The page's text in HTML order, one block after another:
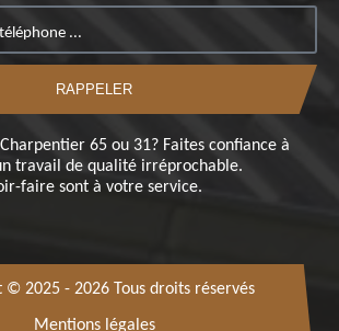
Charpentier 65 ou 31? Faites confiance à
travail de qualité irréprochable.
faire sont à votre service.
© 2025 - 2026 Tous droits réservés
Mentions légales